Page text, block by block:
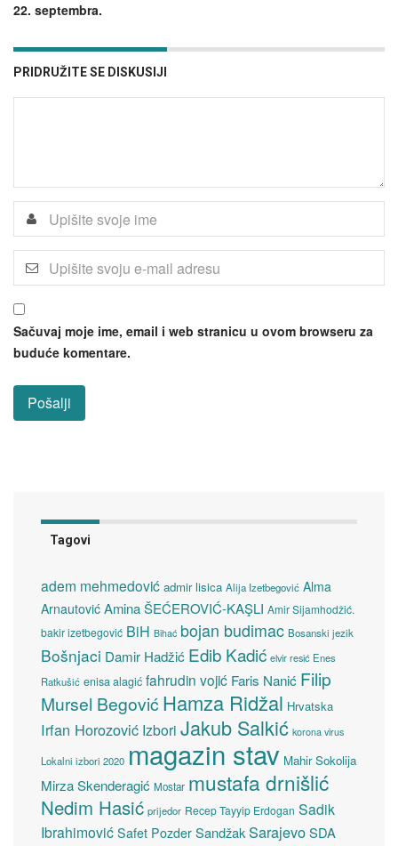
22. septembra.
PRIDRUŽITE SE DISKUSIJI
Sačuvaj moje ime, email i web stranicu u ovom browseru za
buduće komentare.
Tagovi
adem mehmedović admir lisica Alija Izetbegović Alma
Arnautović Amina ŠEĆEROVIĆ-KAŞLI Amir Sijamhodžić.
bakir izetbegović BiH Bihać bojan budimac Bosanski jezik
Bošnjaci Damir Hadžić Edib Kadić elvir resić Enes
Ratkušić enisa alagić fahrudin vojić Faris Nanić Filip
Mursel Begović Hamza Ridžal Hrvatska
Irfan Horozović Izbori Jakub Salkić korona virus
Lokalni izbori 2020 magazin stav Mahir Sokolija
Mirza Skenderagić Mostar mustafa drnišlić
Nedim Hasić prijedor Recep Tayyip Erdogan Sadik
Ibrahimović Safet Pozder SandžakSarajevoSDA